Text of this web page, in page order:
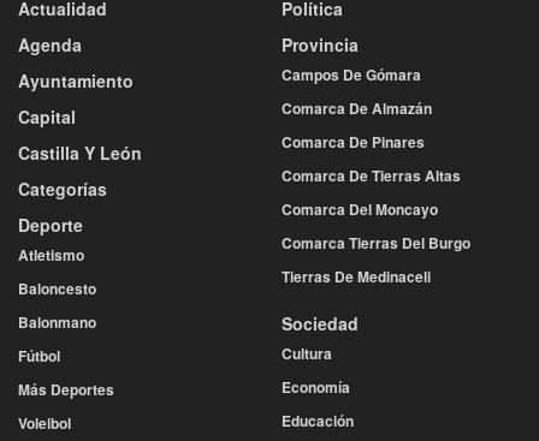
Actualidad
Agenda
Ayuntamiento
Capital
Castilla Y León
Categorías
Deporte
Atletismo
Baloncesto
Balonmano
Fútbol
Más Deportes
Voleibol
Política
Provincia
Campos De Gómara
Comarca De Almazán
Comarca De Pinares
Comarca De Tierras Altas
Comarca Del Moncayo
Comarca Tierras Del Burgo
Tierras De Medinaceli
Sociedad
Cultura
Economía
Educación